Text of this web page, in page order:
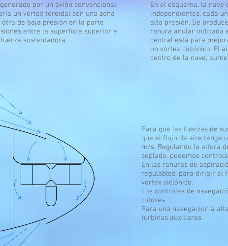
por un avión convencional,
un vortex toroidal con una zona
de baja presión en la parte
entre la superficie superior e
sustentadora.
En el esquema, la
independientes, cada
alta presión. Se
ranura anular indicada
central está para
un vortex ciclónico. El
centro de la nave,
Para que las fuerzas de
que el flujo de aire tenga
m/s. Regulando la altura
soplado, podemos
En las ranuras de
regulables, para dirigir el
vortex ciclónico.
Los controles de
rotores.
Para una navegación a
turbinas auxiliares.